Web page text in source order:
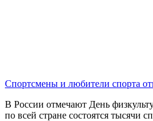
Спортсмены и любители спорта
В России отмечают День
по всей стране состоятся тысячи